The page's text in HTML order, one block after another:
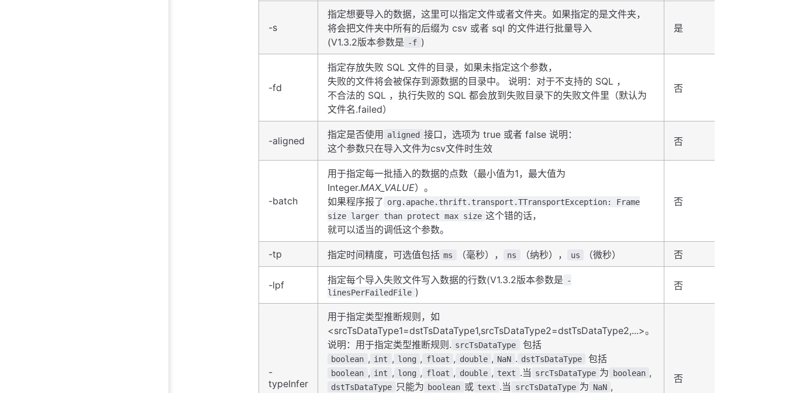
-s
指定想要导入的数据，这里可以指定文件或者文件夹。如果指定的是文件夹，
将会把文件夹中所有的后缀为 csv 或者 sql 的文件进行批量导入
(V1.3.2版本参数是 -f )
是
-fd
指定存放失败 SQL 文件的目录，如果未指定这个参数，
失败的文件将会被保存到源数据的目录中。 说明：对于不支持的 SQL ，
不合法的 SQL ，执行失败的 SQL 都会放到失败目录下的失败文件里（默认为
文件名.failed）
否
-aligned
指定是否使用 aligned 接口，选项为 true 或者 false 说明：
这个参数只在导入文件为csv文件时生效
否
-batch
用于指定每一批插入的数据的点数（最小值为1，最大值为
Integer.MAX_VALUE）。
如果程序报了 org.apache.thrift.transport.TTransportException: Frame
size larger than protect max size 这个错的话，
就可以适当的调低这个参数。
否
-tp 指定时间精度，可选值包括 ms （毫秒）， ns （纳秒）， us （微秒） 否
-lpf 指定每个导入失败文件写入数据的行数(V1.3.2版本参数是 -
linesPerFailedFile )
否
-
typeInfer
用于指定类型推断规则，如
<srcTsDataType1=dstTsDataType1,srcTsDataType2=dstTsDataType2,...>。
说明：用于指定类型推断规则. srcTsDataType 包括
boolean , int , long , float , double , NaN . dstTsDataType 包括
boolean , int , long , float , double , text .当 srcTsDataType 为 boolean ,
dstTsDataType 只能为 boolean 或 text .当 srcTsDataType 为 NaN ,
否